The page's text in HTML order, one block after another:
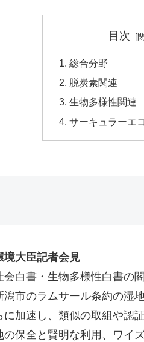
目次
総合分野
脱炭素関連
生物多様性関連
サーキュラーエ
境大臣記者会見
会白書・生物多様性白書の
潟市のラムサール条約の湿
加速し、類似の取組や認
保全と賢明な利用、ワイ